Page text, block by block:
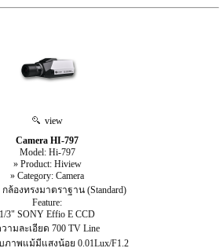
view
Camera HI-797
Model: Hi-797
» Product: Hiview
» Category: Camera
กล้องทรงมาตราฐาน (Standard)
Feature:
1/3" SONY Effio E CCD
ามละเอียด 700 TV Line
ภาพแม้มีแสงน้อย 0.01Lux/F1.2